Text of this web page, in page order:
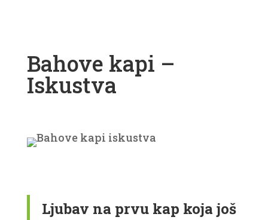
Bahove kapi –
Iskustva
Ljubav na prvu kap koja još